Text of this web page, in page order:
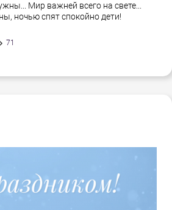
Мир важней всего на свете...
ночью спят спокойно дети!
71